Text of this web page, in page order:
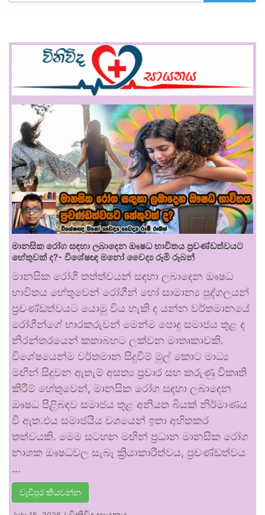
මානසික රෝග සඳහා ලබාදෙන ඖෂධ භාවිතය ප්‍රචණ්ඩත්වයට
හේතුවක් ද?- විශේෂඥ මනෝ වෛද්‍ය රූමි රූබන්
මානසික රෝගී තත්ත්වයන් සඳහා ලබාදෙන ඖෂධ
භාවිතය හේතුවෙන් රෝගීන් හෝ සාමාන්‍ය පුද්ගලයන්
ප්‍රචණ්ඩත්වයට යොමු විය හැකි ද යන්න වර්තමානයේ
රෝගීන්ගේ භාරකරුවන් මෙන්ම පොදු සමාජය තුළ ද
නිරන්තරයෙන් කතාබහට ලක්වන මාතෘකාවකි.
විශේෂයෙන්ම වර්තමාන සිදුවීම් මුල් කොට මාධ්‍ය
මඟින් සිදුවන ඇතැම් අසත්‍ය ප්‍රචාර සහ කරුණු විකෘති
කිරීම් හේතුවෙන්, මානසික රෝග සඳහා ලබාදෙන
ඖෂධ පිළිබඳව සමාජය තුළ අනියත බියක් නිර්මාණය
වී ඇත.එය සමාජයීය වශයෙන් ඉතා අහිතකර
තත්වයකි. මෙම සටහන මඟින් ප්‍රධාන මානසික රෝග
නාශක ඖෂධවල සැබෑ ක්‍රියාකාරීත්වය, ප්‍රචණ්ඩත්වය
…
වැඩිපුර කියවන්න